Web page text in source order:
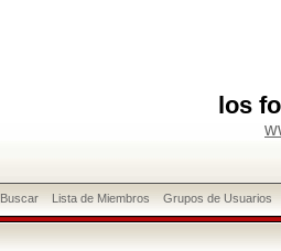
los
Buscar Lista de Miembros Grupos de Usuarios